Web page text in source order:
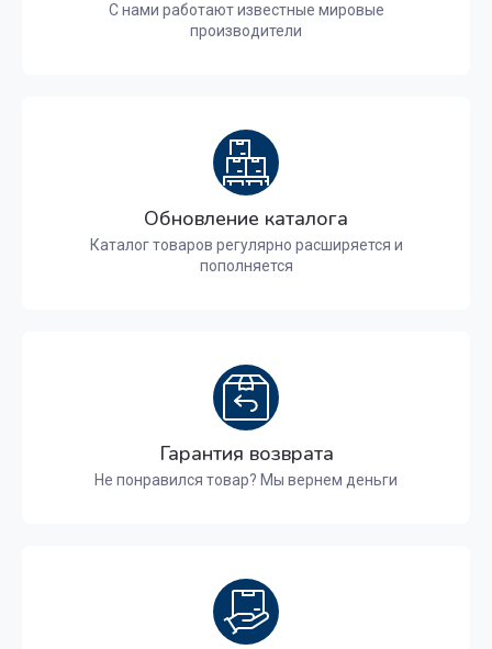
С нами работают известные мировые
производители
Обновление каталога
Каталог товаров регулярно расширяется и
пополняется
Гарантия возврата
Не понравился товар? Мы вернем деньги